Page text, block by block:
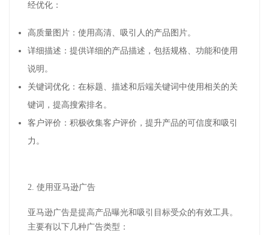
经优化：
高质量图片：使用高清、吸引人的产品图片。
详细描述：提供详细的产品描述，包括规格、功能和使用
说明。
关键词优化：在标题、描述和后端关键词中使用相关的关
键词，提高搜索排名。
客户评价：积极收集客户评价，提升产品的可信度和吸引
力。
2. 使用亚马逊广告
亚马逊广告是提高产品曝光和吸引目标受众的有效工具。
主要有以下几种广告类型：